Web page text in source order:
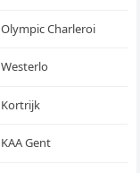
Olympic Charleroi
Westerlo
Kortrijk
KAA Gent